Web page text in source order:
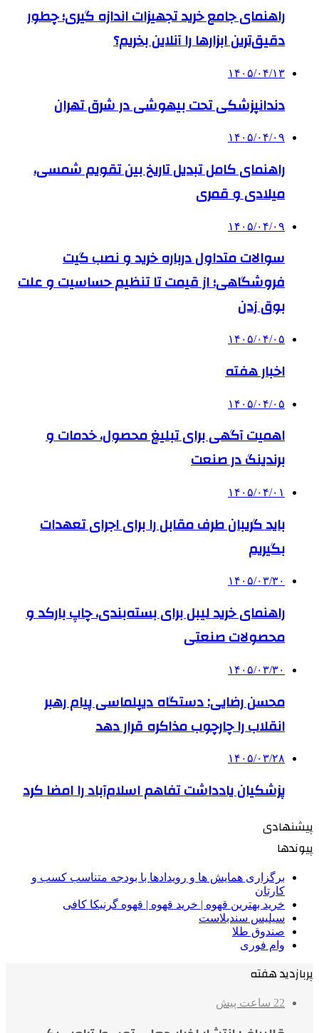
راهنمای جامع خرید تجهیزات اندازه گیری؛ چطور
دقیق‌ترین ابزارها را آنلاین بخریم؟
۱۴۰۵/۰۴/۱۳
دندانپزشکی تحت بیهوشی در شرق تهران
۱۴۰۵/۰۴/۰۹
راهنمای کامل تبدیل تاریخ بین تقویم شمسی،
میلادی و قمری
۱۴۰۵/۰۴/۰۹
سوالات متداول درباره خرید و نصب گیت
فروشگاهی؛ از قیمت تا تنظیم حساسیت و علت
بوق زدن
۱۴۰۵/۰۴/۰۵
اخبار هفته
۱۴۰۵/۰۴/۰۵
اهمیت آگهی برای تبلیغ محصول، خدمات و
برندینگ در صنعت
۱۴۰۵/۰۴/۰۱
باید گریبان طرف مقابل را برای اجرای تعهدات
بگیریم
۱۴۰۵/۰۳/۳۰
راهنمای خرید لیبل برای بسته‌بندی، چاپ بارکد و
محصولات صنعتی
۱۴۰۵/۰۳/۳۰
محسن رضایی: دستگاه دیپلماسی پیام رهبر
انقلاب را چارچوب مذاکره قرار دهد
۱۴۰۵/۰۳/۲۸
پزشکیان یادداشت تفاهم اسلام‌آباد را امضا کرد
پیشنهادی
پیوندها
برگزاری همایش ها و رویدادها با بودجه متناسب کسب و
کارتان
خرید بهترین قهوه | خرید قهوه | قهوه گرنیکا کافی
سیلیس سندبلاست
صندوق طلا
وام فوری
پربازدید هفته
22 ساعت پیش